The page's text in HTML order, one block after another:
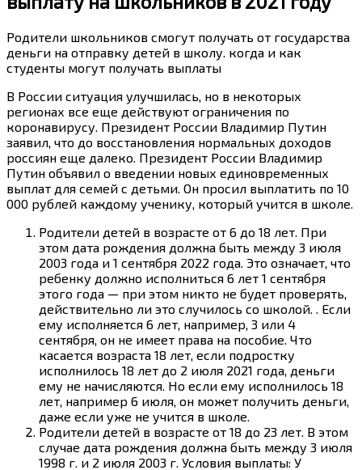
Родители школьников смогут получать от государства
деньги на отправку детей в школу. когда и как
студенты могут получать выплаты
В России ситуация улучшилась, но в некоторых
регионах все еще действуют ограничения по
коронавирусу. Президент России Владимир Путин
заявил, что до восстановления нормальных доходов
россиян еще далеко. Президент России Владимир
Путин объявил о введении новых единовременных
выплат для семей с детьми. Он просил выплатить по 10
000 рублей каждому ученику, который учится в школе.
Родители детей в возрасте от 6 до 18 лет. При
этом дата рождения должна быть между 3 июля
2003 года и 1 сентября 2022 года. Это означает, что
ребенку должно исполниться 6 лет 1 сентября
этого года — при этом никто не будет проверять,
действительно ли это случилось со школой. . Если
ему исполняется 6 лет, например, 3 или 4
сентября, он не имеет права на пособие. Что
касается возраста 18 лет, если подростку
исполнилось 18 лет до 2 июля 2021 года, деньги
ему не начисляются. Но если ему исполнилось 18
лет, например 6 июля, он может получить деньги,
даже если уже не учится в школе.
Родители детей в возрасте от 18 до 23 лет. В этом
случае дата рождения должна быть между 3 июля
1998 г. и 2 июля 2003 г. Условия выплаты: У